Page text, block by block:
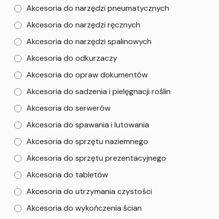
Akcesoria do narzędzi pneumatycznych
Akcesoria do narzędzi ręcznych
Akcesoria do narzędzi spalinowych
Akcesoria do odkurzaczy
Akcesoria do opraw dokumentów
Akcesoria do sadzenia i pielęgnacji roślin
Akcesoria do serwerów
Akcesoria do spawania i lutowania
Akcesoria do sprzętu naziemnego
Akcesoria do sprzętu prezentacyjnego
Akcesoria do tabletów
Akcesoria do utrzymania czystości
Akcesoria do wykończenia ścian